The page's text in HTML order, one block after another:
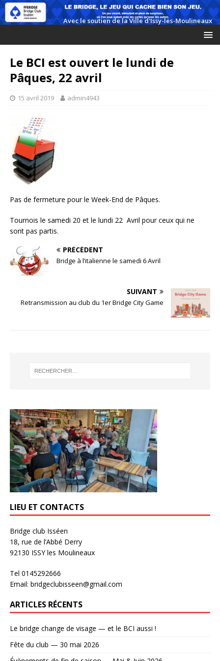
Le BCI est ouvert le lundi de
Pâques, 22 avril
15 avril 2019 admin4943
Pas de fermeture pour le Week-End de Pâques.
Tournois le samedi 20 et le lundi 22 Avril pour ceux qui ne
sont pas partis.
PRÉCÉDENT
Bridge à l’italienne le samedi 6 Avril
SUIVANT
Retransmission au club du 1er Bridge City Game
LIEU ET CONTACTS
Bridge club Isséen
18, rue de l’Abbé Derry
92130 ISSY les Moulineaux
Tel 0145292666
Email: bridgeclubisseen@gmail.com
ARTICLES RÉCENTS
Le bridge change de visage — et le BCI aussi !
Fête du club — 30 mai 2026